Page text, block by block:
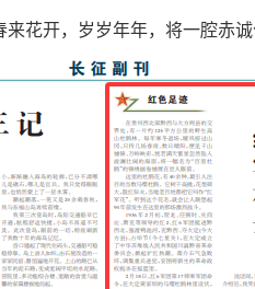
花开，岁岁年年，将一腔